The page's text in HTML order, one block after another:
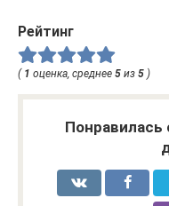
Рейтинг
( 1 оценка, среднее 5 из 5 )
Понравилась